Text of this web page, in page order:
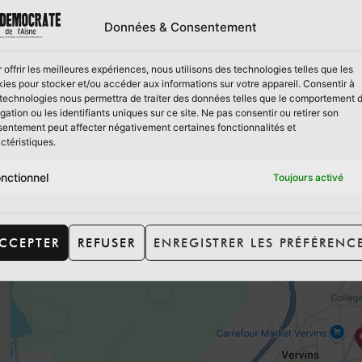
Données & Consentement
offrir les meilleures expériences, nous utilisons des technologies telles que les
pour stocker et/ou accéder aux informations sur votre appareil. Consentir à
nous permettra de traiter des données telles que le comportement
ou les identifiants uniques sur ce site. Ne pas consentir ou retirer son
peut affecter négativement certaines fonctionnalités et
Toujours activé
REFUSER ENREGISTRER LES
Veuillez remplir le formulaire ci-dessous afin de nous
(uniquement les vendredis). Toute demande
Nous reviendrons […]
Ancien siège
remplir le formulaire ci-dessous afin de nous
(uniquement les vendredis). Toute demande
Nous reviendrons […]